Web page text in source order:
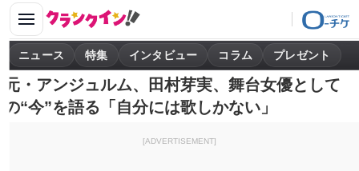
ニュース 特集 インタビュー コラム プレゼント
元・アンジュルム、田村芽実、舞台女優として
の“今”を語る「自分には歌しかない」
[ADVERTISEMENT]